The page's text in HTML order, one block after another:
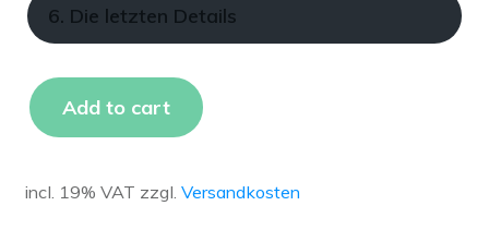
6. Die letzten Details
Add to cart
incl. 19% VAT zzgl. Versandkosten